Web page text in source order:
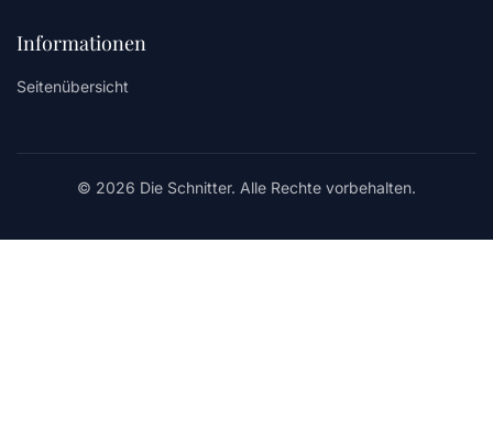
Informationen
Seitenübersicht
© 2026 Die Schnitter. Alle Rechte vorbehalten.